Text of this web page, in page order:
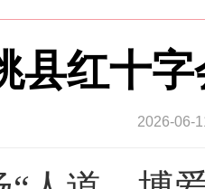
县红十
2026-06-